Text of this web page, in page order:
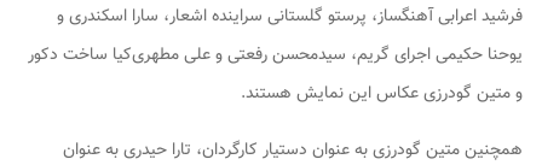
فرشید اعرابی آهنگساز، پرستو گلستانی سراینده اشعار، سارا اسکندری و
یوحنا حکیمی اجرای گریم، سیدمحسن رفعتی و علی مطهری‌کیا ساخت دکور
و متین گودرزی عکاس این نمایش هستند.
همچنین متین گودرزی به عنوان دستیار کارگردان، تارا حیدری به عنوان